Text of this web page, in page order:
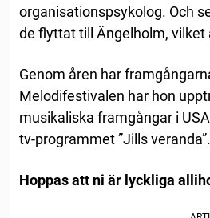
organisationspsykolog. Och
de flyttat till Ängelholm,
Genom åren har
Melodifestivalen har hon
musikaliska framgångar i
tv-programmet ”Jills veranda”.
Hoppas att ni är lyckliga